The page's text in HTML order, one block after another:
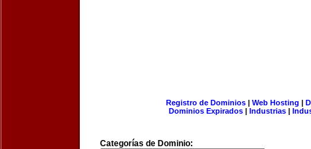
Registro de Dominios| Web Hosting |
Dominios Expirados | Industrias |
Categorías de Dominio: